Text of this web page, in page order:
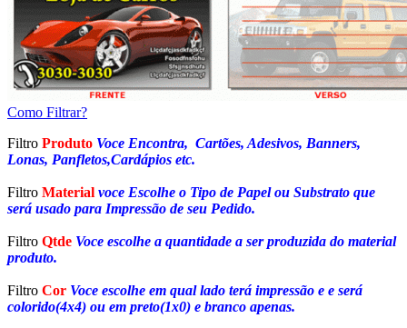
Como Filtrar?
Filtro Produto Voce Encontra, Cartões, Adesivos, Banners,
Lonas, Panfletos,Cardápios etc.
Filtro Material voce Escolhe o Tipo de Papel ou Substrato que
será usado para Impressão de seu Pedido.
Filtro Qtde Voce escolhe a quantidade a ser produzida do material
produto.
Filtro Cor Voce escolhe em qual lado terá impressão e e será
colorido(4x4) ou em preto(1x0) e branco apenas.